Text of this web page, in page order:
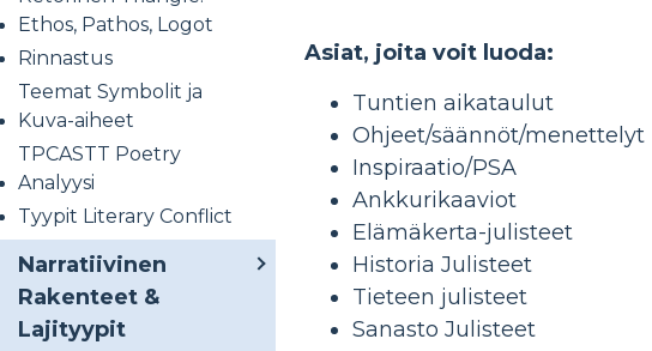
Ethos, Pathos, Logot
Rinnastus
Teemat Symbolit ja
Kuva-aiheet
TPCASTT Poetry
Analyysi
Tyypit Literary Conflict
Narratiivinen
Rakenteet &
Lajityypit
Asiat, joita voit luoda:
Tuntien aikataulut
Ohjeet/säännöt/menettelyt
Inspiraatio/PSA
Ankkurikaaviot
Elämäkerta-julisteet
Historia Julisteet
Tieteen julisteet
Sanasto Julisteet